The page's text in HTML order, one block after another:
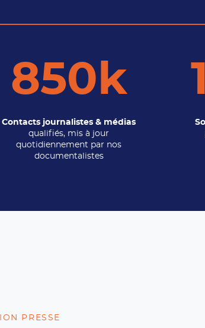
850k
Contacts journalistes & médias
qualifiés, mis à jour
quotidiennement par nos
documentalistes
PRESSE